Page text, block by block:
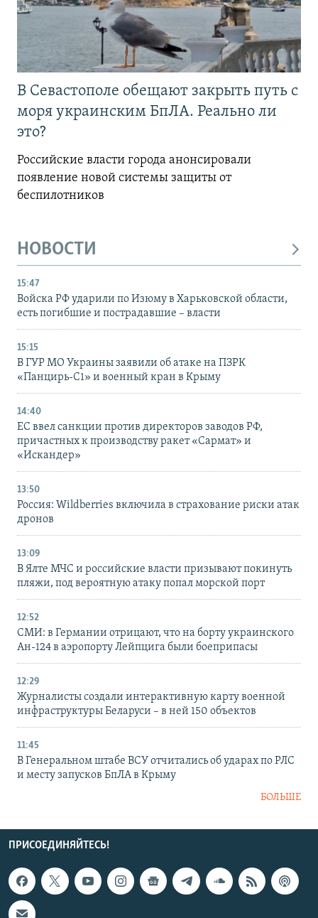
В Севастополе обещают закрыть путь с
моря украинским БпЛА. Реально ли
это?
Российские власти города анонсировали
появление новой системы защиты от
беспилотников
НОВОСТИ
15:47
Войска РФ ударили по Изюму в Харьковской области,
есть погибшие и пострадавшие – власти
15:15
В ГУР МО Украины заявили об атаке на ПЗРК
«Панцирь-С1» и военный кран в Крыму
14:40
ЕС ввел санкции против директоров заводов РФ,
причастных к производству ракет «Сармат» и
«Искандер»
13:50
Россия: Wildberries включила в страхование риски атак
дронов
13:09
В Ялте МЧС и российские власти призывают покинуть
пляжи, под вероятную атаку попал морской порт
12:52
СМИ: в Германии отрицают, что на борту украинского
Ан-124 в аэропорту Лейпцига были боеприпасы
12:29
Журналисты создали интерактивную карту военной
инфраструктуры Беларуси – в ней 150 объектов
11:45
В Генеральном штабе ВСУ отчитались об ударах по РЛС
и месту запусков БпЛА в Крыму
БОЛЬШЕ
ПРИСОЕДИНЯЙТЕСЬ!